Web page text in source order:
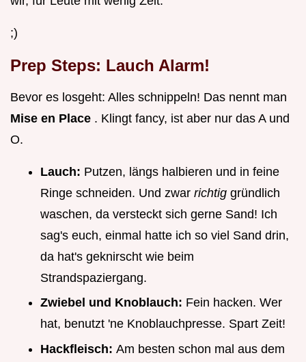
;)
Prep Steps: Lauch Alarm!
Bevor es losgeht: Alles schnippeln! Das nennt man
Mise en Place . Klingt fancy, ist aber nur das A und
O.
Lauch: Putzen, längs halbieren und in feine
Ringe schneiden. Und zwar richtig gründlich
waschen, da versteckt sich gerne Sand! Ich
sag's euch, einmal hatte ich so viel Sand drin,
da hat's geknirscht wie beim
Strandspaziergang.
Zwiebel und Knoblauch: Fein hacken. Wer
hat, benutzt 'ne Knoblauchpresse. Spart Zeit!
Hackfleisch: Am besten schon mal aus dem